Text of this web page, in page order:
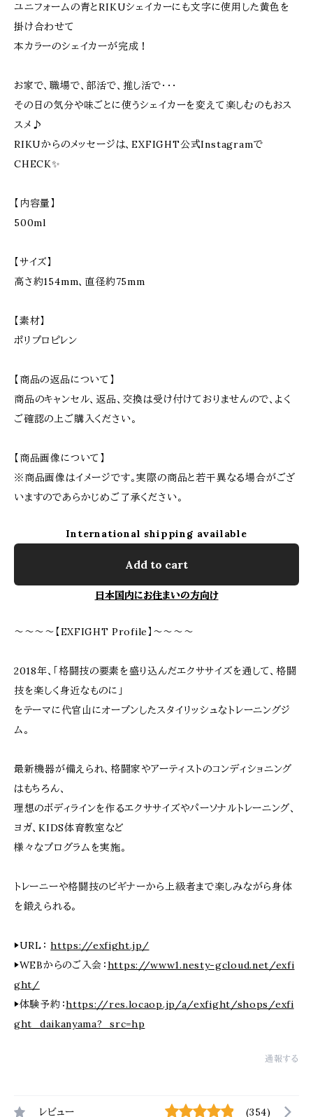
ユニフォームの青とRIKUシェイカーにも文字に使用した黄色を
掛け合わせて
本カラーのシェイカーが完成！
お家で、職場で、部活で、推し活で・・・
その日の気分や味ごとに使うシェイカーを変えて楽しむのもおス
スメ♪
RIKUからのメッセージは、EXFIGHT公式Instagramで
CHECK✨
【内容量】
500ml
【サイズ】
高さ約154mm、直径約75mm
【素材】
ポリプロピレン
【商品の返品について】
商品のキャンセル、返品、交換は受け付けておりませんので、よく
ご確認の上ご購入ください。
【商品画像について】
※商品画像はイメージです。実際の商品と若干異なる場合がござ
いますのであらかじめご了承ください。
International shipping available
Add to cart
日本国内にお住まいの方向け
～～～～【EXFIGHT Profile】～～～～
2018年、「格闘技の要素を盛り込んだエクササイズを通して、格闘
技を楽しく身近なものに」
をテーマに代官山にオープンしたスタイリッシュなトレーニングジ
ム。
最新機器が備えられ、格闘家やアーティストのコンディショニング
はもちろん、
理想のボディラインを作るエクササイズやパーソナルトレーニング、
ヨガ、KIDS体育教室など
様々なプログラムを実施。
トレーニーや格闘技のビギナーから上級者まで楽しみながら身体
を鍛えられる。
▶URL：https://exfight.jp/
▶WEBからのご入会：https://www1.nesty-gcloud.net/exfi
ght/
▶体験予約：https://res.locaop.jp/a/exfight/shops/exfi
ght_daikanyama?_src=hp
通報する
レビュー (354)